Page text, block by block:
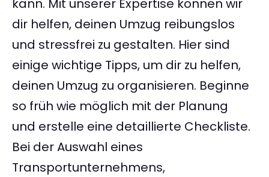
kann. Mit unserer Expertise können wir
dir helfen, deinen Umzug reibungslos
und stressfrei zu gestalten. Hier sind
einige wichtige Tipps, um dir zu helfen,
deinen Umzug zu organisieren. Beginne
so früh wie möglich mit der Planung
und erstelle eine detaillierte Checkliste.
Bei der Auswahl eines
Transportunternehmens,